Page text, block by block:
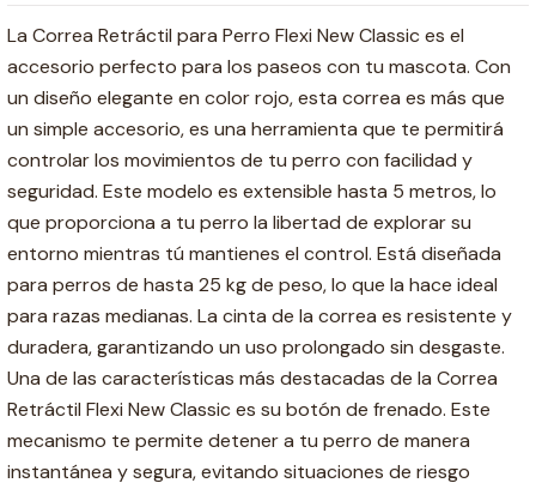
La Correa Retráctil para Perro Flexi New Classic es el
accesorio perfecto para los paseos con tu mascota. Con
un diseño elegante en color rojo, esta correa es más que
un simple accesorio, es una herramienta que te permitirá
controlar los movimientos de tu perro con facilidad y
seguridad. Este modelo es extensible hasta 5 metros, lo
que proporciona a tu perro la libertad de explorar su
entorno mientras tú mantienes el control. Está diseñada
para perros de hasta 25 kg de peso, lo que la hace ideal
para razas medianas. La cinta de la correa es resistente y
duradera, garantizando un uso prolongado sin desgaste.
Una de las características más destacadas de la Correa
Retráctil Flexi New Classic es su botón de frenado. Este
mecanismo te permite detener a tu perro de manera
instantánea y segura, evitando situaciones de riesgo